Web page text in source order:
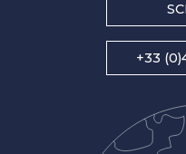
+33